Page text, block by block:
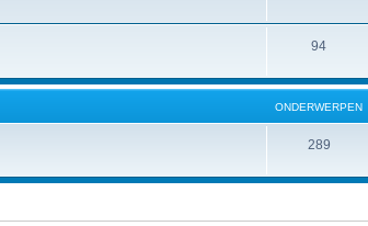
94
ONDERWERPEN
289